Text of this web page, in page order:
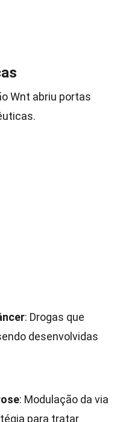
Wnt abriu portas
: Drogas que
desenvolvidas
: Modulação da via
para tratar